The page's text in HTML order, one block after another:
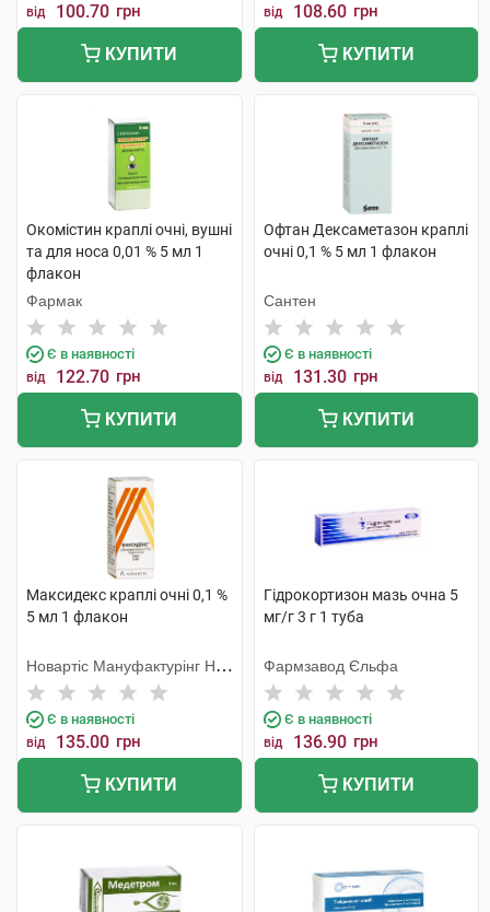
від 100.70 грн
КУПИТИ
від 108.60 грн
КУПИТИ
Окомістин краплі очні, вушні
та для носа 0,01 % 5 мл 1
флакон
Фармак
Є в наявності
від 122.70 грн
КУПИТИ
Офтан Дексаметазон краплі
очні 0,1 % 5 мл 1 флакон
Сантен
Є в наявності
від 131.30 грн
КУПИТИ
Максидекс краплі очні 0,1 %
5 мл 1 флакон
Новартіс Мануфактурінг НВ,
Бельгія
Є в наявності
від 135.00 грн
КУПИТИ
Гідрокортизон мазь очна 5
мг/г 3 г 1 туба
Фармзавод Єльфа
Є в наявності
від 136.90 грн
КУПИТИ